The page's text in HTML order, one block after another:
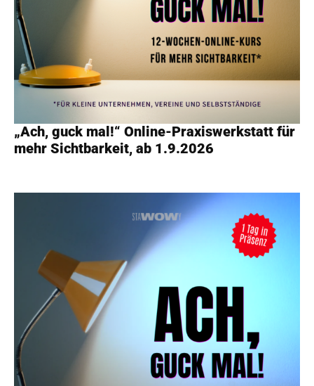
„Ach, guck mal!“ Online-Praxiswerkstatt für
mehr Sichtbarkeit, ab 1.9.2026